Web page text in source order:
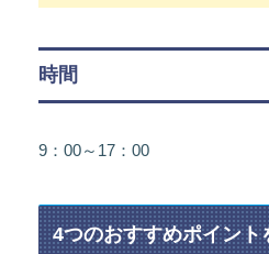
時間
9：00～17：00
4つのおすすめポイント